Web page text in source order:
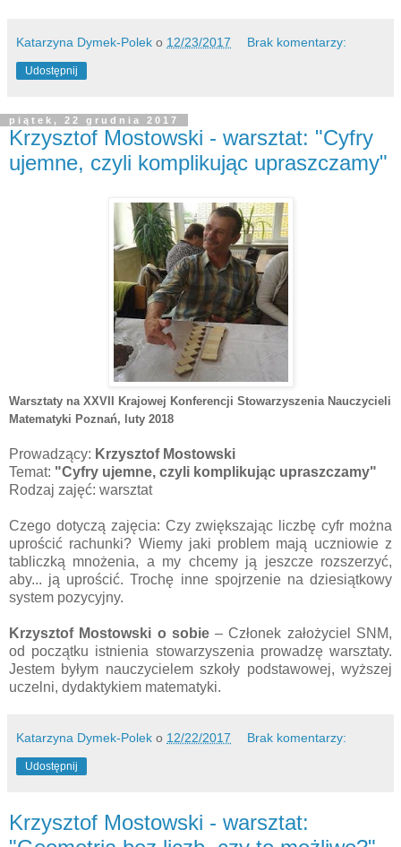
Katarzyna Dymek-Polek o 12/23/2017 Brak komentarzy:
Udostępnij
piątek, 22 grudnia 2017
Krzysztof Mostowski - warsztat: "Cyfry
ujemne, czyli komplikując upraszczamy"
Warsztaty na XXVII Krajowej Konferencji Stowarzyszenia Nauczycieli
Matematyki Poznań, luty 2018
Prowadzący: Krzysztof Mostowski
Temat: "Cyfry ujemne, czyli komplikując upraszczamy"
Rodzaj zajęć: warsztat
Czego dotyczą zajęcia: Czy zwiększając liczbę cyfr można
uprościć rachunki? Wiemy jaki problem mają uczniowie z
tabliczką mnożenia, a my chcemy ją jeszcze rozszerzyć,
aby... ją uprościć. Trochę inne spojrzenie na dziesiątkowy
system pozycyjny.
Krzysztof Mostowski o sobie– Członek założyciel SNM,
od początku istnienia stowarzyszenia prowadzę warsztaty.
Jestem byłym nauczycielem szkoły podstawowej, wyższej
uczelni, dydaktykiem matematyki.
Katarzyna Dymek-Polek o 12/22/2017 Brak komentarzy:
Udostępnij
Krzysztof Mostowski - warsztat: